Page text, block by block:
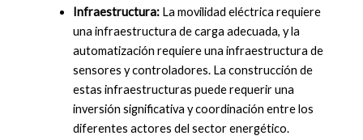
Infraestructura: La movilidad eléctrica requiere
una infraestructura de carga adecuada, y la
automatización requiere una infraestructura de
sensores y controladores. La construcción de
estas infraestructuras puede requerir una
inversión significativa y coordinación entre los
diferentes actores del sector energético.